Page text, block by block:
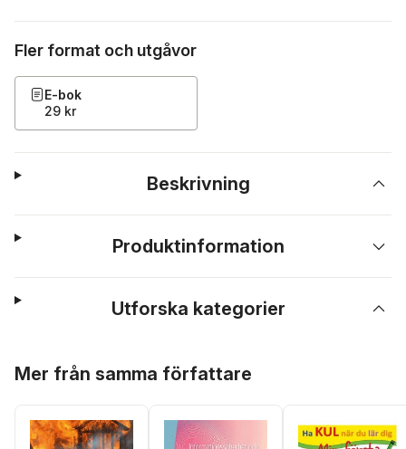
Fler format och utgåvor
E-bok
29 kr
Beskrivning
Produktinformation
Utforska kategorier
Mer från samma författare